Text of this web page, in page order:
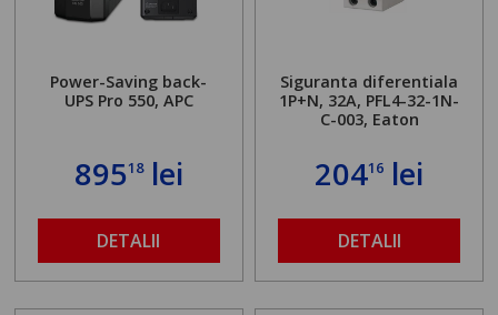
Power-Saving back-
UPS Pro 550, APC
89518lei
DETALII
Siguranta diferentiala
1P+N, 32A, PFL4-32-1N-
C-003, Eaton
20416 lei
DETALII